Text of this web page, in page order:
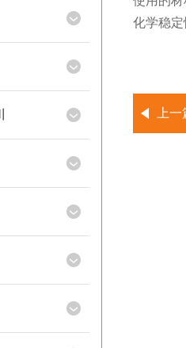
化学稳
上